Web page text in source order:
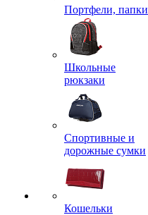
Портфели, папки
Школьные
рюкзаки
Спортивные и
дорожные сумки
Кошельки